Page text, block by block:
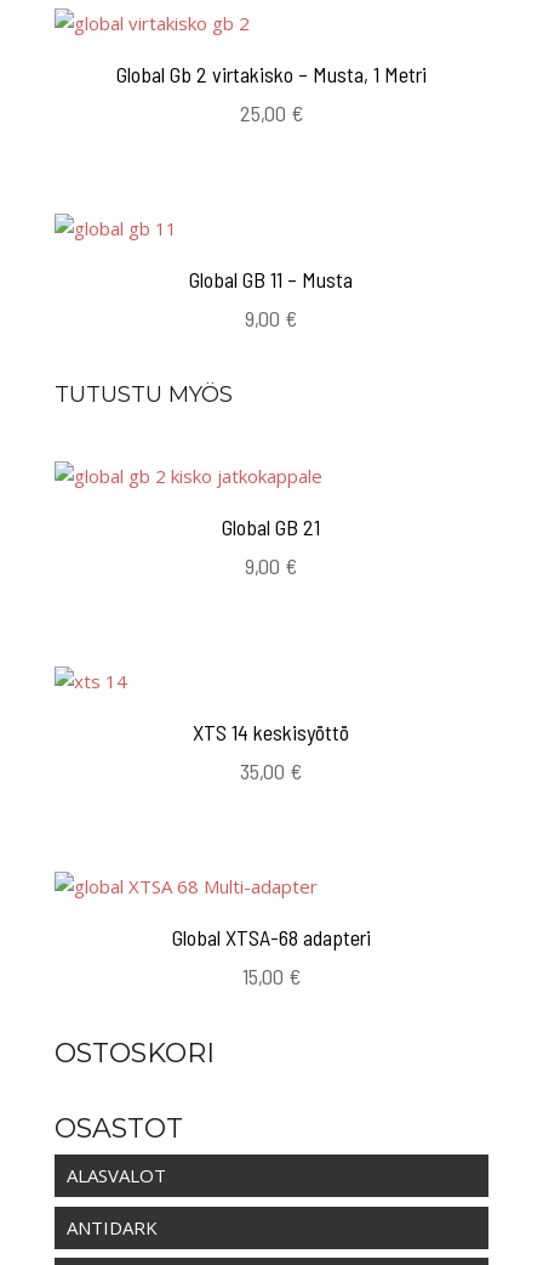
Global Gb 2 virtakisko – Musta, 1 Metri
25,00 €
Global GB 11 – Musta
9,00 €
TUTUSTU MYÖS
Global GB 21
9,00 €
XTS 14 keskisyöttö
35,00 €
Global XTSA-68 adapteri
15,00 €
OSTOSKORI
OSASTOT
ALASVALOT
ANTIDARK